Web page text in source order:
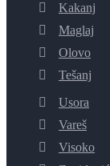
Kakanj
Maglaj
Olovo
Tešanj
Usora
Vareš
Visoko